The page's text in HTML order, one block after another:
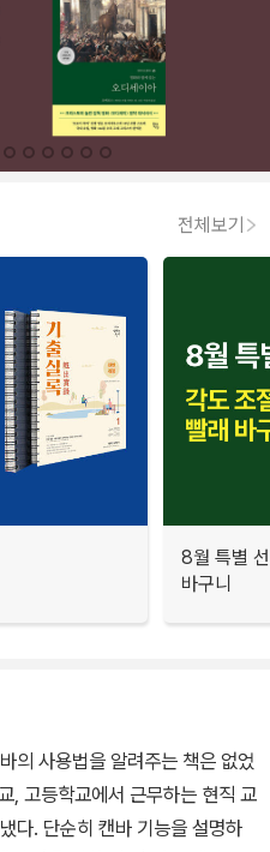
전체보기
8월 특별
바구니
의 사용법을 알려주는 책은 없었
, 고등학교에서 근무하는 현직 교
다. 단순히 캔바 기능을 설명하